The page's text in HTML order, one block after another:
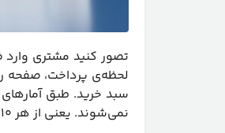
تصور کنید مشتری
لحظه‌ی پرداخت، صفحه
نمی‌شوند. یعنی از هر ۱۰ مشتری که تا مرحله‌ی پرداخت پیش می‌روند، ۷ نفر بدون خرید خارج می‌شوند.